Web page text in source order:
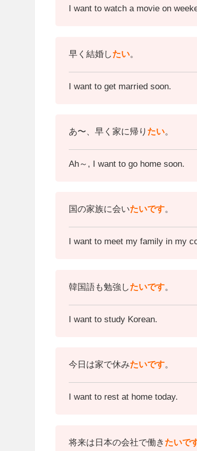
I want to watch a movie on
早く結婚したい。
I want to get married soon.
あ〜、早く家に帰り たい。
Ah～ , I want to go home soon.
国の家族に会いたいです。
I want to meet my family in my
韓国語も勉強したいです。
I want to study Korean.
今日は家で休みたいです。
I want to rest at home today.
将来は日本の会社で働き たいで